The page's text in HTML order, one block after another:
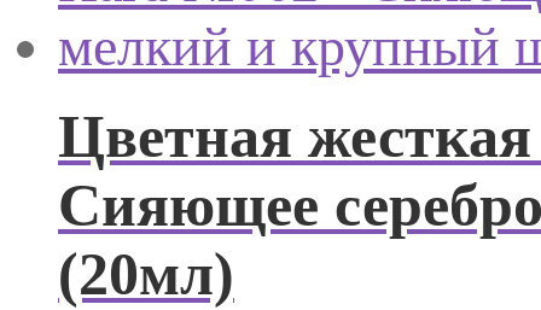
Цветная
Сияющее
(20мл)